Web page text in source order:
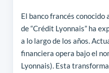
El banco francés
de “Crédit Lyonnais” ha
a lo largo de los años.
financiera opera bajo el
Lyonnais). Esta